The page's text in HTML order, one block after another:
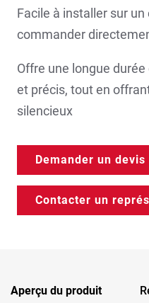
Facile à installer sur
commander
Offre une longue
et précis, tout en
silencieux
Demander un devis
Contacter un
Aperçu du produit